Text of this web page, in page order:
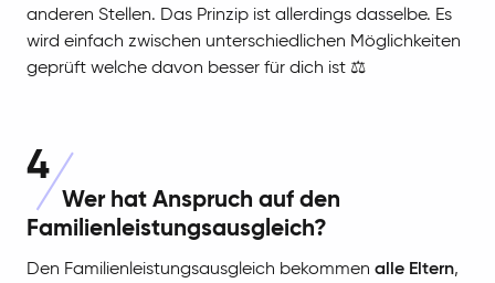
anderen Stellen. Das Prinzip ist allerdings dasselbe. Es
wird einfach zwischen unterschiedlichen Möglichkeiten
geprüft welche davon besser für dich ist ⚖️
4
Wer hat Anspruch auf den
Familienleistungsausgleich?
Den Familienleistungsausgleich bekommen alle Eltern,